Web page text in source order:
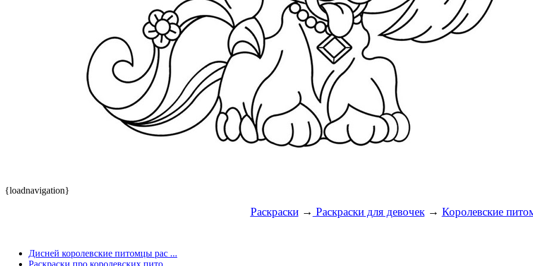
{loadnavigation}
Раскраски→ Раскраски для девочек→ Королевские
Дисней королевские питомцы рас ...